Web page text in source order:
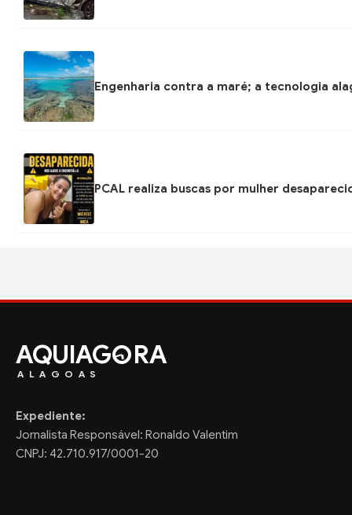
Engenharia contra a maré; a tecnologia
PCAL realiza buscas por mulher
AQUIAG RA
ALAGOAS
Expediente:
Jornalista Responsável: Ronaldo Valentim
CNPJ: 42.710.917/0001-20